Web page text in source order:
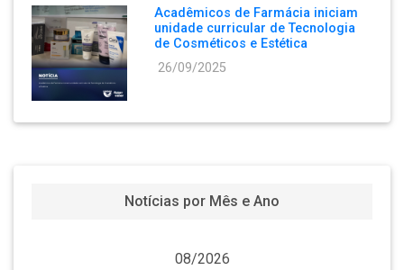
Acadêmicos de Farmácia iniciam
unidade curricular de Tecnologia
de Cosméticos e Estética
26/09/2025
Notícias por Mês e Ano
08/2026